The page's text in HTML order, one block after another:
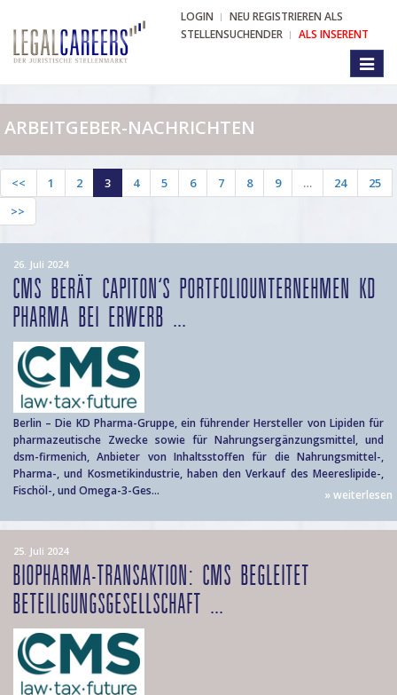
LOGIN
NEU REGISTRIEREN ALS
STELLENSUCHENDER
ALS INSERENT
ARBEITGEBER-NACHRICHTEN
<< 1 2 3 4 5 6 7 8 9 … 24
25
>>
26. Juli 2024
CMS BERÄT CAPITON'S PORTFOLIOUNTERNEHMEN KD
PHARMA BEI ERWERB ...
Berlin – Die KD Pharma-Gruppe, ein führender Hersteller von Lipiden für
pharmazeutische Zwecke sowie für Nahrungsergänzungsmittel, und
dsm-firmenich, Anbieter von Inhaltsstoffen für die Nahrungsmittel-,
Pharma-, und Kosmetikindustrie, haben den Verkauf des Meereslipide-,
Fischöl-, und Omega-3-Ges...
» weiterlesen
25. Juli 2024
BIOPHARMA-TRANSAKTION: CMS BEGLEITET
BETEILIGUNGSGESELLSCHAFT ...